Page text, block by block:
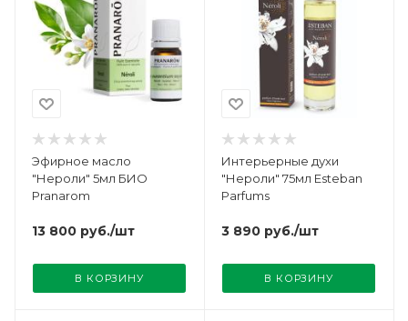
Эфирное масло
"Нероли" 5мл БИО
Pranarom
13 800 руб./шт
В КОРЗИНУ
Интерьерные духи
"Нероли" 75мл Esteban
Parfums
3 890 руб./шт
В КОРЗИНУ